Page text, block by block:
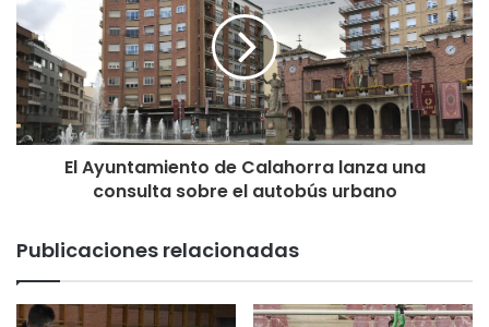
Salieron las riojanas tras el descanso con mayor
intensidad defensiva; pero también acumulando muchas
faltas (en menos de dos minutos, habían sumado 4). Para
colmo, a 7:39 para la finalización del Q3, se tenia que
retirar lesionada Ani Calvo.
instantes. Sin embargo, al final el cuarto se resolvió con un
El Ayuntamiento de Calahorra lanza una
consulta sobre el autobús urbano
Publicaciones relacionadas